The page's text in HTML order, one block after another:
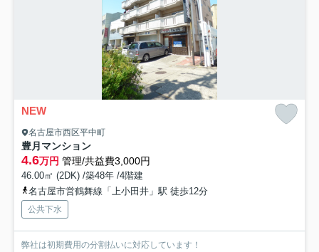
NEW
名古屋市西区平中町
豊月マンション
4.6万円 管理/共益費3,000円
46.00㎡ (2DK) /築48年 /4階建
名古屋市営鶴舞線「上小田井」駅 徒歩12分
公共下水
弊社は初期費用の分割払いに対応しています！